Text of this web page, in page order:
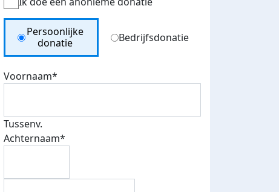
Donation Type
Persoonlijke
donatie
Bedrijfsdonatie
Voornaam*
Tussenv.
Achternaam*